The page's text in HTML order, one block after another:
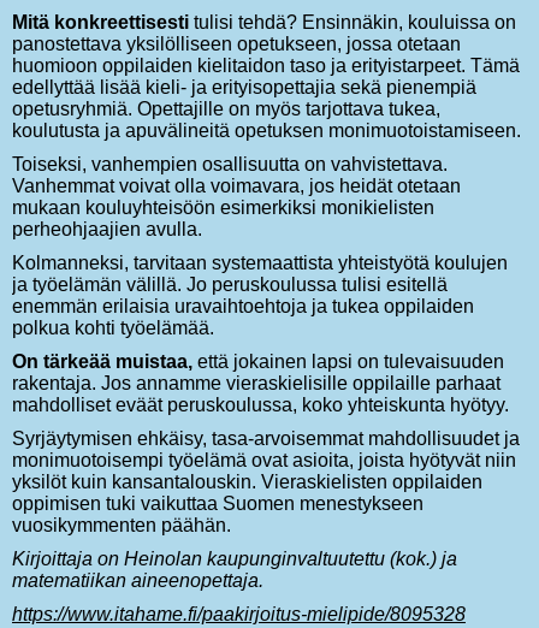
Mitä konkreettisesti tulisi tehdä? Ensinnäkin, kouluissa on
panostettava yksilölliseen opetukseen, jossa otetaan
huomioon oppilaiden kielitaidon taso ja erityistarpeet. Tämä
edellyttää lisää kieli- ja erityisopettajia sekä pienempiä
opetusryhmiä. Opettajille on myös tarjottava tukea,
koulutusta ja apuvälineitä opetuksen monimuotoistamiseen.
Toiseksi, vanhempien osallisuutta on vahvistettava.
Vanhemmat voivat olla voimavara, jos heidät otetaan
mukaan kouluyhteisöön esimerkiksi monikielisten
perheohjaajien avulla.
Kolmanneksi, tarvitaan systemaattista yhteistyötä koulujen
ja työelämän välillä. Jo peruskoulussa tulisi esitellä
enemmän erilaisia uravaihtoehtoja ja tukea oppilaiden
polkua kohti työelämää.
On tärkeää muistaa, että jokainen lapsi on tulevaisuuden
rakentaja. Jos annamme vieraskielisille oppilaille parhaat
mahdolliset eväät peruskoulussa, koko yhteiskunta hyötyy.
Syrjäytymisen ehkäisy, tasa-arvoisemmat mahdollisuudet ja
monimuotoisempi työelämä ovat asioita, joista hyötyvät niin
yksilöt kuin kansantalouskin. Vieraskielisten oppilaiden
oppimisen tuki vaikuttaa Suomen menestykseen
vuosikymmenten päähän.
Kirjoittaja on Heinolan kaupunginvaltuutettu (kok.) ja
matematiikan aineenopettaja.
https://www.itahame.fi/paakirjoitus-mielipide/8095328